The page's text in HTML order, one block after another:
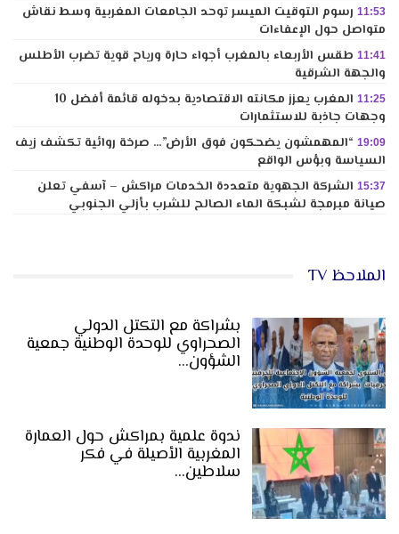
11:53 رسوم التوقيت الميسر توحد الجامعات المغربية وسط نقاش
متواصل حول الإعفاءات
11:41 طقس الأربعاء بالمغرب أجواء حارة ورياح قوية تضرب الأطلس
والجهة الشرقية
11:25
المغرب يعزز مكانته الاقتصادية بدخوله قائمة أفضل 10
وجهات جاذبة للاستثمارات
19:09 “المهمشون يضحكون فوق الأرض”… صرخة روائية تكشف زيف
السياسة وبؤس الواقع
15:37 الشركة الجهوية متعددة الخدمات مراكش – آسفي تعلن
صيانة مبرمجة لشبكة الماء الصالح للشرب بأزلي الجنوبي
الملاحظ TV
بشراكة مع التكتل الدولي
الصحراوي للوحدة الوطنية جمعية
الشؤون…
ندوة علمية بمراكش حول العمارة
المغربية الأصيلة في فكر
سلاطين…